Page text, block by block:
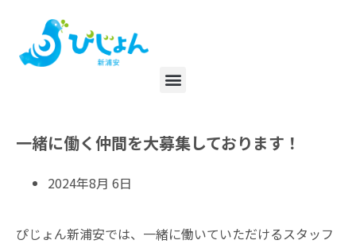
一緒に働く仲間を大募集しております！
2024年8月 6日
ぴじょん新浦安では、一緒に働いていただけるスタッフ